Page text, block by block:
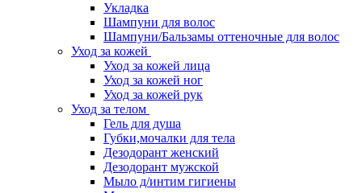
Укладка
Шампуни для волос
Шампуни/Бальзамы оттеночные для волос
Уход за кожей
Уход за кожей лица
Уход за кожей ног
Уход за кожей рук
Уход за телом
Гель для душа
Губки,мочалки для тела
Дезодорант женский
Дезодорант мужской
Мыло д/интим гигиены